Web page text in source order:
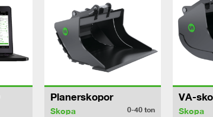
Planerskopor
Skopa 0-40ton
VA-
Skopa